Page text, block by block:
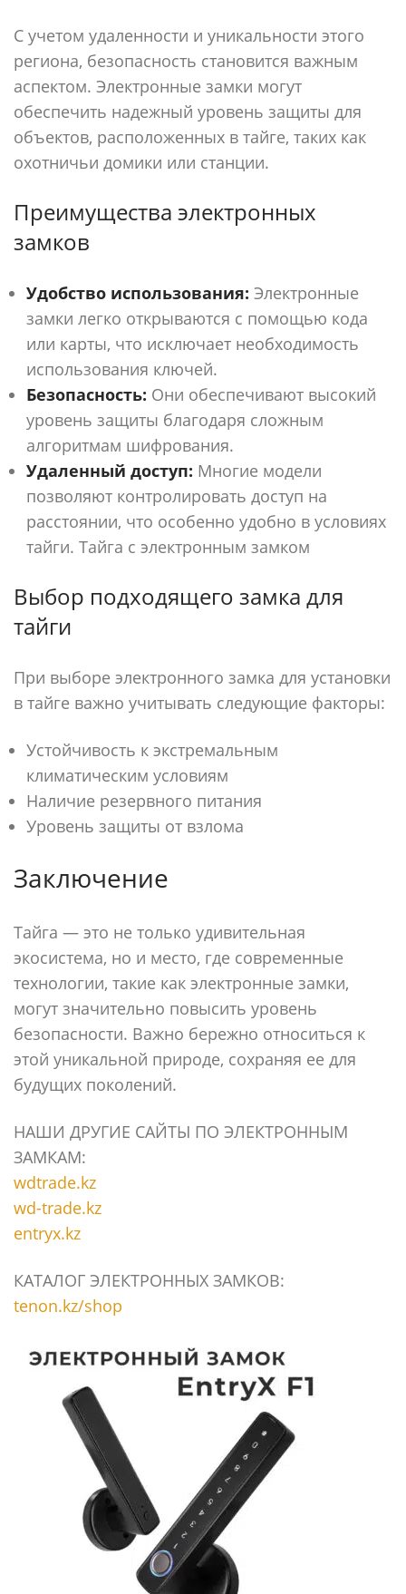
С учетом удаленности и уникальности этого
региона, безопасность становится важным
аспектом. Электронные замки могут
обеспечить надежный уровень защиты для
объектов, расположенных в тайге, таких как
охотничьи домики или станции.
Преимущества электронных
замков
Удобство использования: Электронные
замки легко открываются с помощью кода
или карты, что исключает необходимость
использования ключей.
Безопасность: Они обеспечивают высокий
уровень защиты благодаря сложным
алгоритмам шифрования.
Удаленный доступ: Многие модели
позволяют контролировать доступ на
расстоянии, что особенно удобно в условиях
тайги. Тайга с электронным замком
Выбор подходящего замка для
тайги
При выборе электронного замка для установки
в тайге важно учитывать следующие факторы:
Устойчивость к экстремальным
климатическим условиям
Наличие резервного питания
Уровень защиты от взлома
Заключение
Тайга — это не только удивительная
экосистема, но и место, где современные
технологии, такие как электронные замки,
могут значительно повысить уровень
безопасности. Важно бережно относиться к
этой уникальной природе, сохраняя ее для
будущих поколений.
НАШИ ДРУГИЕ САЙТЫ ПО ЭЛЕКТРОННЫМ
ЗАМКАМ:
wdtrade.kz
wd-trade.kz
entryx.kz
КАТАЛОГ ЭЛЕКТРОННЫХ ЗАМКОВ:
tenon.kz/shop